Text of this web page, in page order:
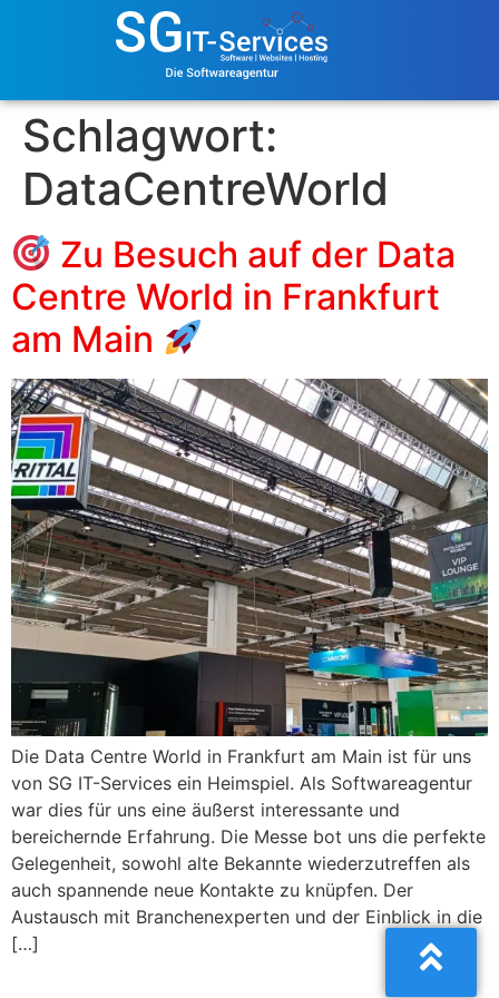
Schlagwort:
DataCentreWorld
Zu Besuch auf der Data
Centre World in Frankfurt
am Main
Die Data Centre World in Frankfurt am Main ist für uns
von SG IT-Services ein Heimspiel. Als Softwareagentur
war dies für uns eine äußerst interessante und
bereichernde Erfahrung. Die Messe bot uns die perfekte
Gelegenheit, sowohl alte Bekannte wiederzutreffen als
auch spannende neue Kontakte zu knüpfen. Der
Austausch mit Branchenexperten und der Einblick in die
[…]